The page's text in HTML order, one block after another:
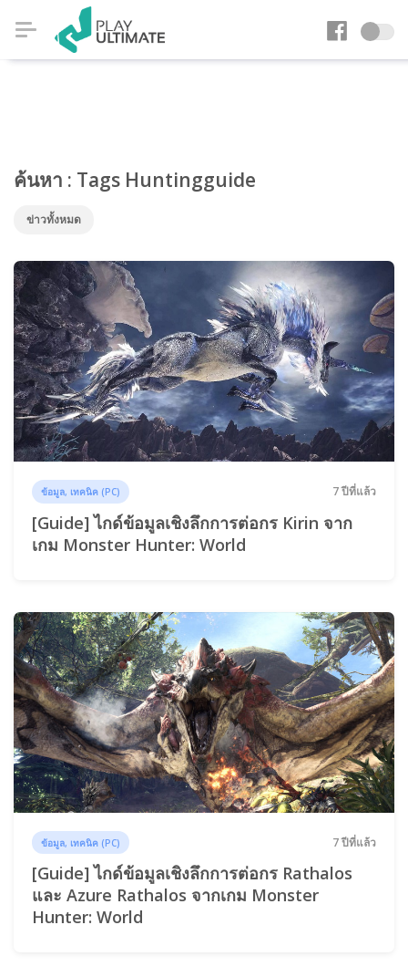
ค้นหา : Tags Huntingguide
ข่าวทั้งหมด
ข้อมูล, เทคนิค (PC) 7 ปีที่แล้ว
[Guide] ไกด์ข้อมูลเชิงลึกการต่อกร Kirin จาก
เกม Monster Hunter: World
ข้อมูล, เทคนิค (PC) 7 ปีที่แล้ว
[Guide] ไกด์ข้อมูลเชิงลึกการต่อกร Rathalos
และ Azure Rathalos จากเกม Monster
Hunter: World